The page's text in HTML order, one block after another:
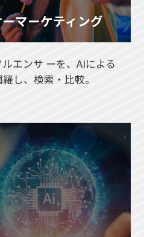
マーケティング
エンサ ーを、AIによる
し、検索・比較。